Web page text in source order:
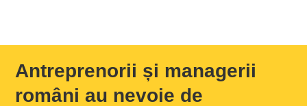
Antreprenorii și managerii
români au nevoie de